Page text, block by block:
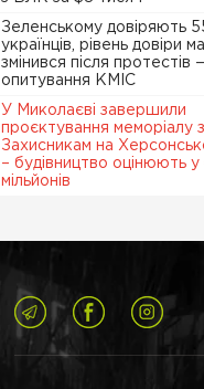
Зеленському довіряють
українців, рівень довіри
змінився після протестів
опитування КМІС
У Миколаєві завершили
проєктування меморіалу
Захисникам на
– будівництво оцінюють у
мільйонів